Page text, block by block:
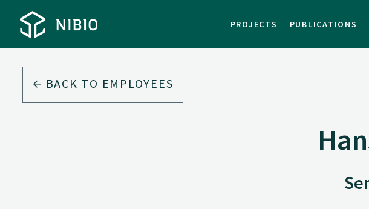
PROJECTS PUBLICATIONS
BACK TO EMPLOYEES